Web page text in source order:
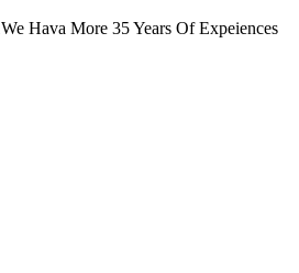
We Hava More 35 Years Of Expeiences